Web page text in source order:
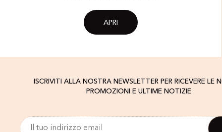
APRI
ISCRIVITI ALLA NOSTRA NEWSLETTER PER RICEVERE LE
PROMOZIONI E ULTIME NOTIZIE